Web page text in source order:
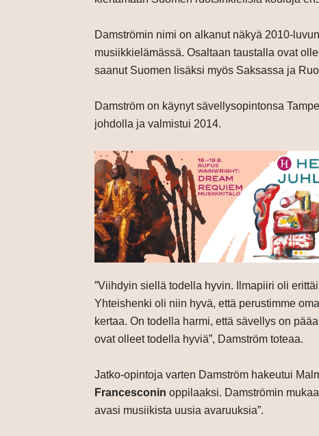
Damströmin nimi on alkanut näkyä 2010-
musiikkielämässä. Osaltaan taustalla ovat
saanut Suomen lisäksi myös Saksassa ja
Damström on käynyt sävellysopintonsa
johdolla ja valmistui 2014.
”Viihdyin siellä todella hyvin. Ilmapiiri oli
Yhteishenki oli niin hyvä, että perustimme
kertaa. On todella harmi, että sävellys on
ovat olleet todella hyviä”, Damström toteaa.
Jatko-opintoja varten Damström hakeutui
Francesconin oppilaaksi. Damströmin
avasi musiikista uusia avaruuksia”.